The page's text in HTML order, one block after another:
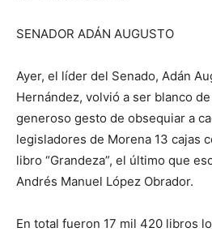
SENADOR ADÁN AUGUSTO
Ayer, el líder del Senado, Adán Au
Hernández, volvió a ser blanco
generoso gesto de obsequiar a
legisladores de Morena 13 cajas
libro “Grandeza”, el último que
Andrés Manuel López Obrador.
En total fueron 17 mil 420 libros